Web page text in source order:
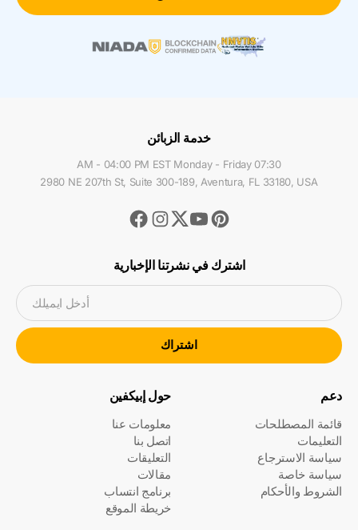
خدمة الزبائن
07:30 AM - 04:00 PM EST Monday - Friday
2980 NE 207th St, Suite 300-189, Aventura, FL 33180, USA
Facebook
Instagram
TwitterYoutubePinterest
اشترك في نشرتنا الإخبارية
أدخل ايميلك
اشتراك
حول إبيكفين
معلومات عنا
اتصل بنا
التعليقات
مقالات
برنامج انتساب
خريطة الموقع
دعم
قائمة المصطلحات
التعليمات
سياسة الاسترجاع
سياسة خاصة
الشروط والأحكام